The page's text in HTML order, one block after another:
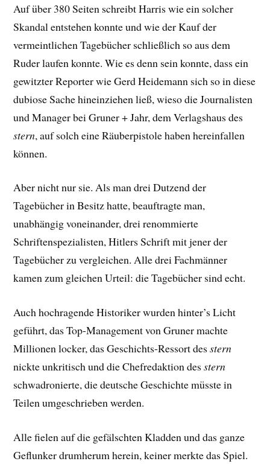
Auf über 380 Seiten schreibt Harris wie ein solcher
Skandal entstehen konnte und wie der Kauf der
vermeintlichen Tagebücher schließlich so aus dem
Ruder laufen konnte. Wie es denn sein konnte, dass ein
gewitzter Reporter wie Gerd Heidemann sich so in diese
dubiose Sache hineinziehen ließ, wieso die Journalisten
und Manager bei Gruner + Jahr, dem Verlagshaus des
stern, auf solch eine Räuberpistole haben hereinfallen
können.
Aber nicht nur sie. Als mandrei Dutzend der
Tagebücher in Besitz hatte, beauftragte man,
unabhängig voneinander, drei renommierte
Schriftenspezialisten, Hitlers Schrift mit jener der
Tagebücher zu vergleichen. Alle drei Fachmänner
kamen zum gleichen Urteil: die Tagebücher sind echt.
Auch hochragende Historiker wurden hinter’s Licht
geführt, das Top-Management von Gruner machte
Millionen locker, das Geschichts-Ressort desstern
nickte unkritisch und die Chefredaktion desstern
schwadronierte, die deutsche Geschichte müsste in
Teilen umgeschrieben werden.
Alle fielen auf die gefälschten Kladden und das ganze
Geflunker drumherum herein, keiner merkte das Spiel.